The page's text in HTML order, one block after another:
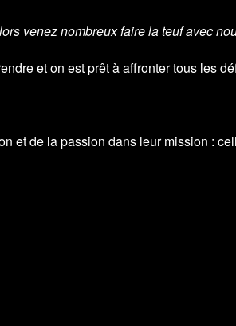
venez nombreux faire la teuf avec
et on est prêt à affronter tous les
et de la passion dans leur mission :